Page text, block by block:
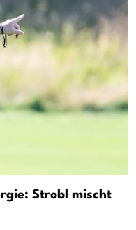
Strobl mischt